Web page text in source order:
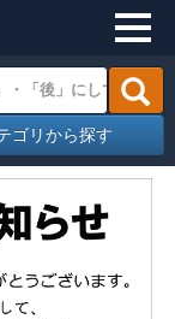
ゴリから探す